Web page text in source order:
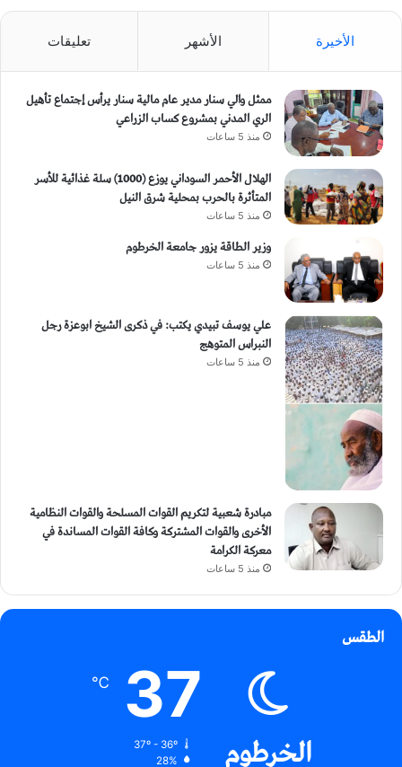
الأخيرة الأشهر تعليقات
ممثل والي سنار مدير عام مالية سنار يرأس إجتماع تأهيل
الري المدني بمشروع كساب الزراعي
منذ 5 ساعات
الهلال الأحمر السوداني يوزع (1000) سلة غذائية للأسر
المتأثرة بالحرب بمحلية شرق النيل
منذ 5 ساعات
وزير الطاقة يزور جامعة الخرطوم
منذ 5 ساعات
علي يوسف تبيدي يكتب: في ذكرى الشيخ ابوعزة رجل
النبراس المتوهج
منذ 5 ساعات
مبادرة شعبية لتكريم القوات المسلحة والقوات النظامية
الأخرى والقوات المشتركة وكافة القوات المساندة في
معركة الكرامة
منذ 5 ساعات
الطقس
الخرطوم
37
℃
37º - 36º
28%